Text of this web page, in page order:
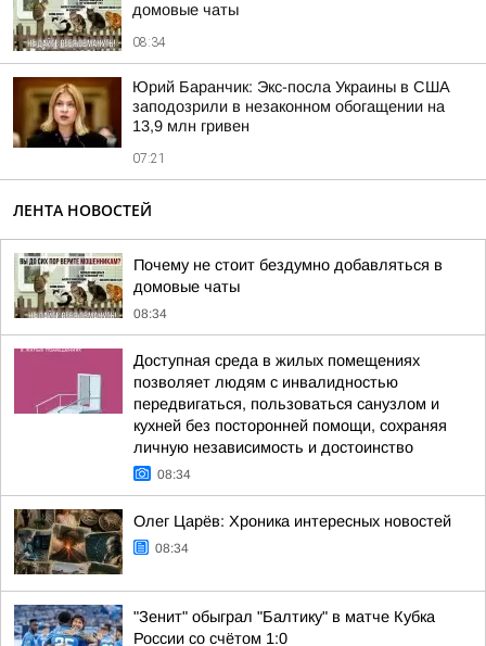
домовые чаты
08:34
Юрий Баранчик: Экс-посла Украины в США
заподозрили в незаконном обогащении на
13,9 млн гривен
07:21
ЛЕНТА НОВОСТЕЙ
Почему не стоит бездумно добавляться в
домовые чаты
08:34
Доступная среда в жилых помещениях
позволяет людям с инвалидностью
передвигаться, пользоваться санузлом и
кухней без посторонней помощи, сохраняя
личную независимость и достоинство
08:34
Олег Царёв: Хроника интересных новостей
08:34
"Зенит" обыграл "Балтику" в матче Кубка
России со счётом 1:0